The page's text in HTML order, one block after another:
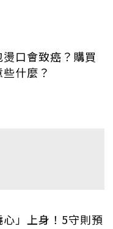
口會致癌？購買
什麼？
」上身！5守則預